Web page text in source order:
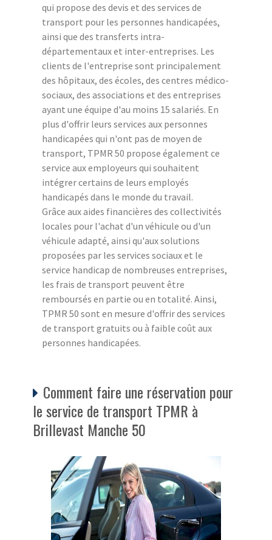
qui propose des devis et des services de
transport pour les personnes handicapées,
ainsi que des transferts intra-
départementaux et inter-entreprises. Les
clients de l'entreprise sont principalement
des hôpitaux, des écoles, des centres médico-
sociaux, des associations et des entreprises
ayant une équipe d'au moins 15 salariés. En
plus d'offrir leurs services aux personnes
handicapées qui n'ont pas de moyen de
transport, TPMR 50 propose également ce
service aux employeurs qui souhaitent
intégrer certains de leurs employés
handicapés dans le monde du travail.
Grâce aux aides financières des collectivités
locales pour l'achat d'un véhicule ou d'un
véhicule adapté, ainsi qu'aux solutions
proposées par les services sociaux et le
service handicap de nombreuses entreprises,
les frais de transport peuvent être
remboursés en partie ou en totalité. Ainsi,
TPMR 50 sont en mesure d'offrir des services
de transport gratuits ou à faible coût aux
personnes handicapées.
Comment faire une réservation pour
le service de transport TPMR à
Brillevast Manche 50